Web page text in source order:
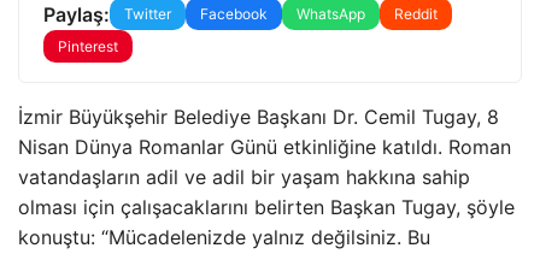
Paylaş: Twitter Facebook WhatsApp
Reddit
Pinterest
İzmir Büyükşehir Belediye Başkanı Dr. Cemil Tugay, 8
Nisan Dünya Romanlar Günü etkinliğine katıldı. Roman
vatandaşların adil ve adil bir yaşam hakkına sahip
olması için çalışacaklarını belirten Başkan Tugay, şöyle
konuştu: “Mücadelenizde yalnız değilsiniz. Bu